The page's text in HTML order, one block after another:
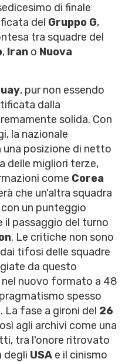
di finale
del Gruppo G,
tra squadre del
, Iran o Nuova
, pur non essendo
dalla
solida. Con
la nazionale
una posizione di netto
delle migliori terze,
come Corea
che un'altra squadra
un punteggio
passaggio del turno
. Le critiche non sono
tifosi delle squadre
da questo
nuovo formato a 48
spesso
fase a gironi del 26
agli archivi come una
tra l'onore ritrovato
degli USA e il cinismo